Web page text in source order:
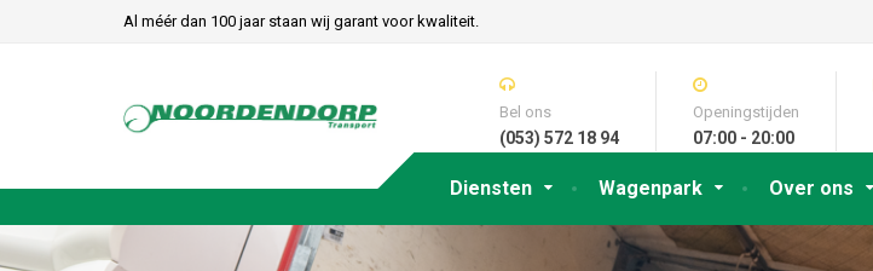
Al méér dan 100 jaar staan wij garant voor kwaliteit.
Diensten Wagenpark Over ons
Bel ons
(053) 572 18 94
Openingstijden
07:00 - 20:00